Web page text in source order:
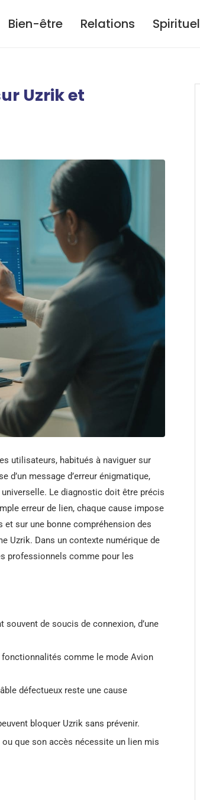
Bien-être Relations Spirituel
Uzrik et
utilisateurs, habitués à naviguer sur
d’un message d’erreur énigmatique,
universelle. Le diagnostic doit être précis
erreur de lien, chaque cause impose
sur une bonne compréhension des
Uzrik. Dans un contexte numérique de
professionnels comme pour les
de soucis de connexion, d’une
fonctionnalités comme le mode Avion
défectueux reste une cause
bloquer Uzrik sans prévenir.
que son accès nécessite un lien mis